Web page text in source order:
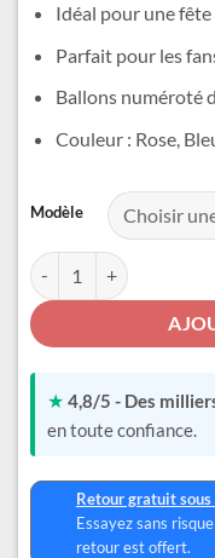
Idéal pour une fête
Parfait pour les
Ballons numéroté
Couleur : Rose,
Modèle
quantité de Ballon Stitch
Alternative:
★ 4,8/5 - Des
en toute confiance.
Retour gratuit
Essayez sans
retour est offert.